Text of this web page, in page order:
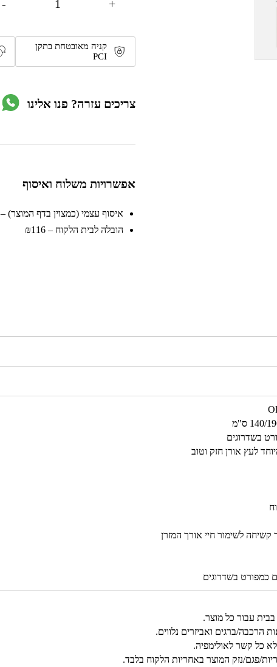
- +
קניה מאובטחת בתקן
PCI
צריכים עזרה? פנו אלינו
אפשרויות משלוח ואיסוף
איסוף עצמי (כמצוין בדף המוצר) – ₪0
הובלה לבית הלקוח – ₪116
בשדרוגים
לעץ אורן חזק וטוב
כמפורט בשדרוגים
ברגים ואביזרים נלווים.
כל קשר לאולימפיה.
פגם/נזק המוצר באחריות הלקוח בלבד.